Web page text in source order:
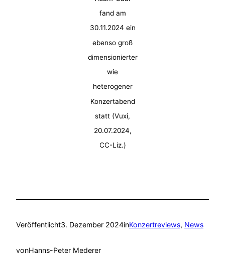
fand am
30.11.2024 ein
ebenso groß
dimensionierter
wie
heterogener
Konzertabend
statt (Vuxi,
20.07.2024,
CC-Liz.)
Veröffentlicht3. Dezember 2024inKonzertreviews, News
vonHanns-Peter Mederer